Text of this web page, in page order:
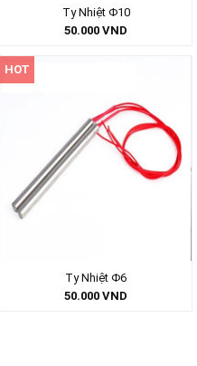
Ty Nhiệt Φ10
50.000 VND
HOT
Ty Nhiệt Φ6
50.000 VND